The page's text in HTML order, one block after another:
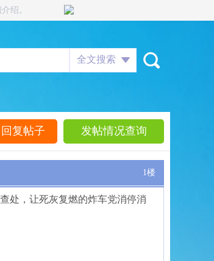
绍。
全文搜索
回复帖子 发帖情况查询
1楼
处，让死灰复燃的炸车党消停消